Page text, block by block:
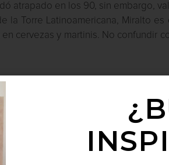
atrapado en los 90, sin embargo,
la Torre Latinoamericana, Miralto es
cervezas y martinis. No confundir
jueves a sábados de 09:00